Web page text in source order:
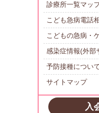
診療所一覧マッ
こども急病電話
こどもの急病・
感染症情報(外部
予防接種につい
サイトマップ
入